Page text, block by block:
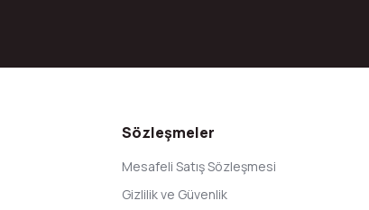
Sözleşmeler
Mesafeli Satış Sözleşmesi
Gizlilik ve Güvenlik